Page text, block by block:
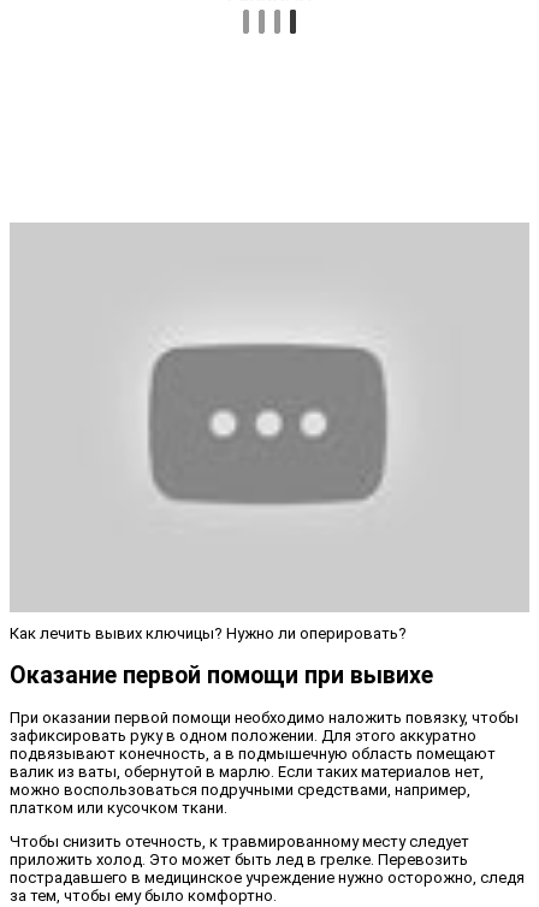
Как лечить вывих ключицы? Нужно ли оперировать?
Оказание первой помощи при вывихе
При оказании первой помощи необходимо наложить повязку, чтобы
зафиксировать руку в одном положении. Для этого аккуратно
подвязывают конечность, а в подмышечную область помещают
валик из ваты, обернутой в марлю. Если таких материалов нет,
можно воспользоваться подручными средствами, например,
платком или кусочком ткани.
Чтобы снизить отечность, к травмированному месту следует
приложить холод. Это может быть лед в грелке. Перевозить
пострадавшего в медицинское учреждение нужно осторожно, следя
за тем, чтобы ему было комфортно.